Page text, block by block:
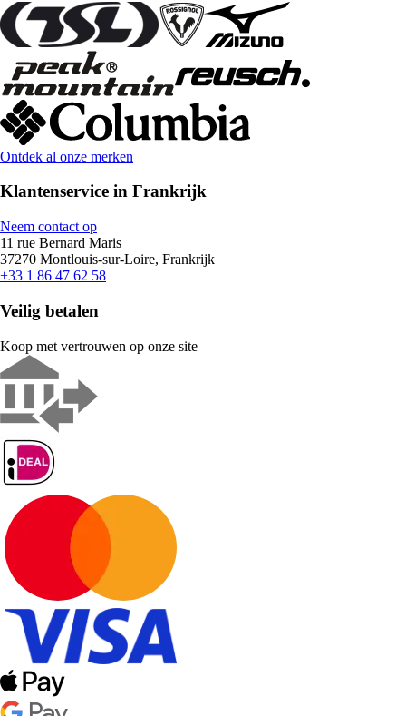
Ontdek al onze merken
Klantenservice in Frankrijk
Neem contact op
11 rue Bernard Maris
37270 Montlouis-sur-Loire, Frankrijk
+33 1 86 47 62 58
Veilig betalen
Koop met vertrouwen op onze site